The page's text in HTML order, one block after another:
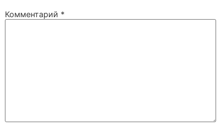
Комментарий *